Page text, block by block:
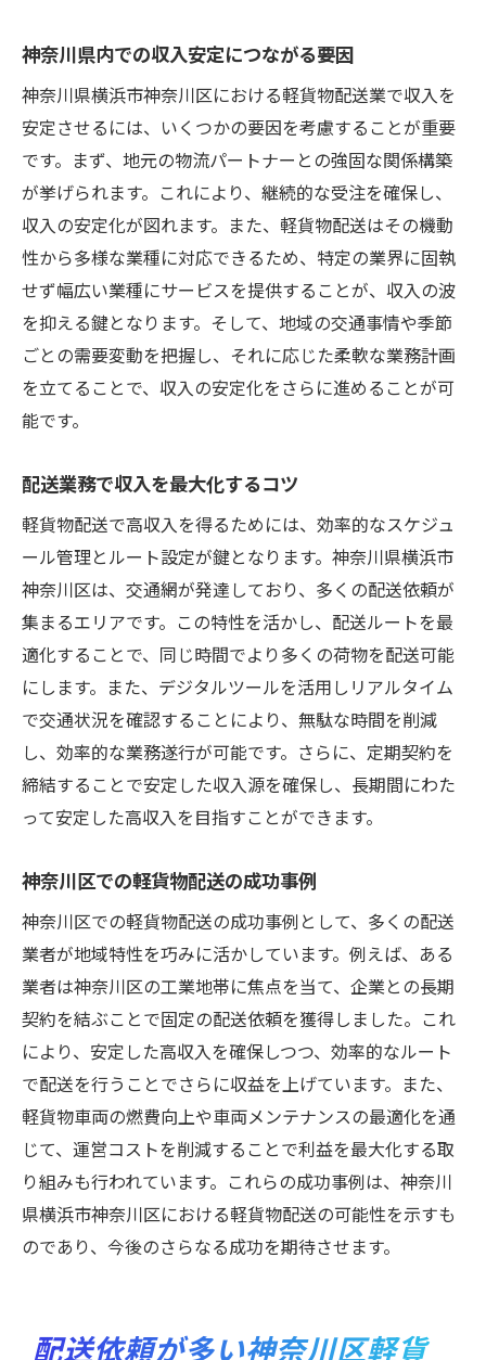
神奈川県内での収入安定につながる要因
神奈川県横浜市神奈川区における軽貨物配送業で収入を
安定させるには、いくつかの要因を考慮することが重要
です。まず、地元の物流パートナーとの強固な関係構築
が挙げられます。これにより、継続的な受注を確保し、
収入の安定化が図れます。また、軽貨物配送はその機動
性から多様な業種に対応できるため、特定の業界に固執
せず幅広い業種にサービスを提供することが、収入の波
を抑える鍵となります。そして、地域の交通事情や季節
ごとの需要変動を把握し、それに応じた柔軟な業務計画
を立てることで、収入の安定化をさらに進めることが可
能です。
配送業務で収入を最大化するコツ
軽貨物配送で高収入を得るためには、効率的なスケジュ
ール管理とルート設定が鍵となります。神奈川県横浜市
神奈川区は、交通網が発達しており、多くの配送依頼が
集まるエリアです。この特性を活かし、配送ルートを最
適化することで、同じ時間でより多くの荷物を配送可能
にします。また、デジタルツールを活用しリアルタイム
で交通状況を確認することにより、無駄な時間を削減
し、効率的な業務遂行が可能です。さらに、定期契約を
締結することで安定した収入源を確保し、長期間にわた
って安定した高収入を目指すことができます。
神奈川区での軽貨物配送の成功事例
神奈川区での軽貨物配送の成功事例として、多くの配送
業者が地域特性を巧みに活かしています。例えば、ある
業者は神奈川区の工業地帯に焦点を当て、企業との長期
契約を結ぶことで固定の配送依頼を獲得しました。これ
により、安定した高収入を確保しつつ、効率的なルート
で配送を行うことでさらに収益を上げています。また、
軽貨物車両の燃費向上や車両メンテナンスの最適化を通
じて、運営コストを削減することで利益を最大化する取
り組みも行われています。これらの成功事例は、神奈川
県横浜市神奈川区における軽貨物配送の可能性を示すも
のであり、今後のさらなる成功を期待させます。
配送依頼が多い神奈川区軽貨